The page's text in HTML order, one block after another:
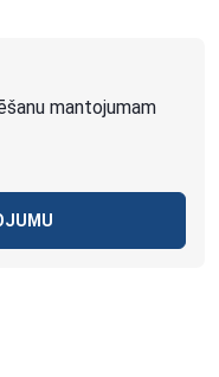
mantojumam